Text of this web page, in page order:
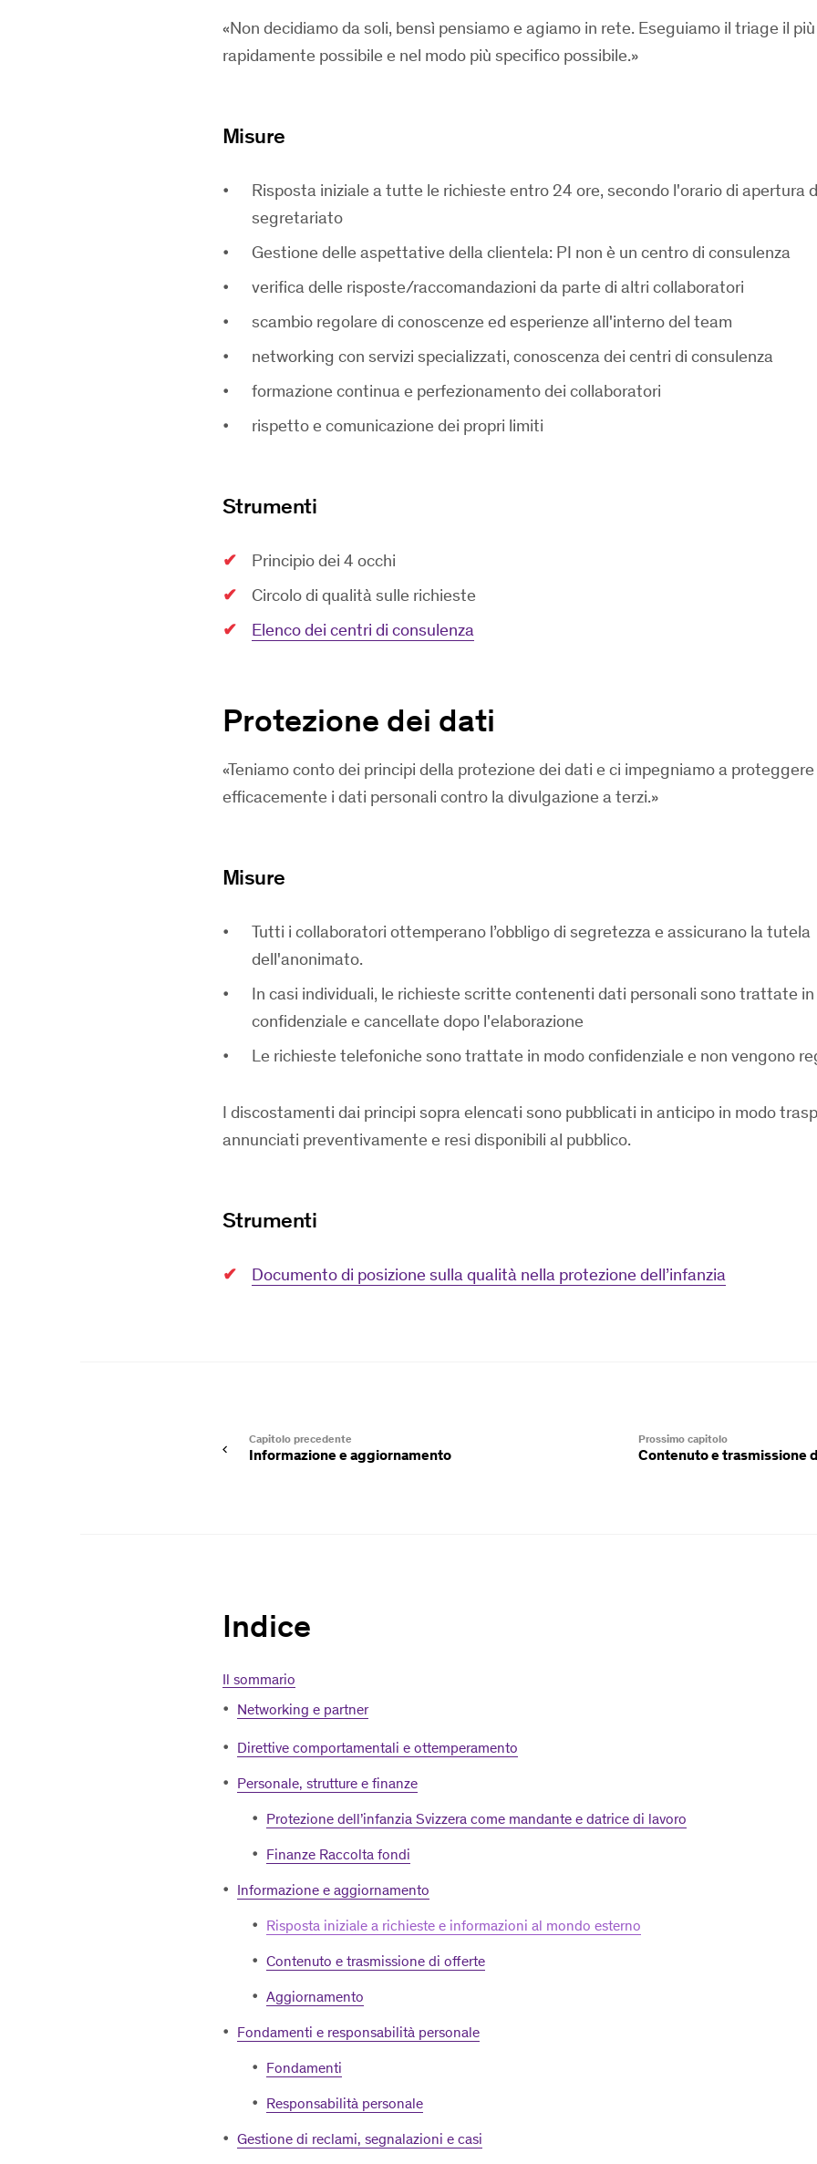
Non decidiamo da soli, bensì pensiamo e agiamo in rete. Eseguiamo il triage il più
rapidamente possibile e nel modo più specifico possibile.
Misure
Risposta iniziale a tutte le richieste entro 24 ore, secondo l'orario di apertura
segretariato
Gestione delle aspettative della clientela: PI non è un centro di consulenza
verifica delle risposte/raccomandazioni da parte di altri collaboratori
scambio regolare di conoscenze ed esperienze all'interno del team
networking con servizi specializzati, conoscenza dei centri di consulenza
formazione continua e perfezionamento dei collaboratori
rispetto e comunicazione dei propri limiti
Strumenti
Principio dei 4 occhi
Circolo di qualità sulle richieste
Elenco dei centri di consulenza
Protezione dei dati
Teniamo conto dei principi della protezione dei dati e ci impegniamo a proteggere
efficacemente i dati personali contro la divulgazione a terzi.
Misure
Tutti i collaboratori ottemperano l’obbligo di segretezza e assicurano la tutela
dell'anonimato.
In casi individuali, le richieste scritte contenenti dati personali sono trattate
confidenziale e cancellate dopo l'elaborazione
Le richieste telefoniche sono trattate in modo confidenziale e non vengono
I discostamenti dai principi sopra elencati sono pubblicati in anticipo in modo
annunciati preventivamente e resi disponibili al pubblico.
Strumenti
Documento di posizione sulla qualità nella protezione dell’infanzia
Capitolo precedente
Informazione e aggiornamento
Prossimo capitolo
Contenuto e trasmissione
Indice
Il sommario
Networking e partner
Direttive comportamentali e ottemperamento
Personale, strutture e finanze
Protezione dell’infanzia Svizzera come mandante e datrice di lavoro
Finanze Raccolta fondi
Informazione e aggiornamento
Risposta iniziale a richieste e informazioni al mondo esterno
Contenuto e trasmissione di offerte
Aggiornamento
Fondamenti e responsabilità personale
Fondamenti
Responsabilità personale
Gestione di reclami, segnalazioni e casi